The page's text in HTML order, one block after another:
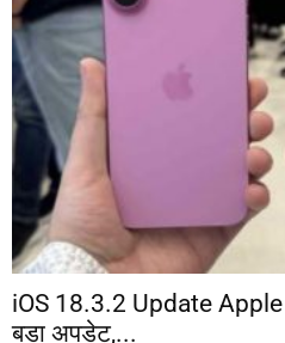
iOS 18.3.2 Update
बड़ा अपडेट,...